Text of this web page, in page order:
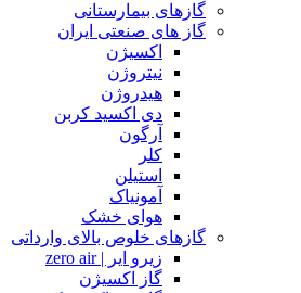
گازهای بیمارستانی
گاز های صنعتی ایران
اکسیژن
نیتروژن
هیدروژن
دی اکسید کربن
آرگون
کلر
استیلن
آمونیاک
هوای خشک
گازهای خلوص بالای وارداتی
زیرو ایر | zero air
گاز اکسیژن